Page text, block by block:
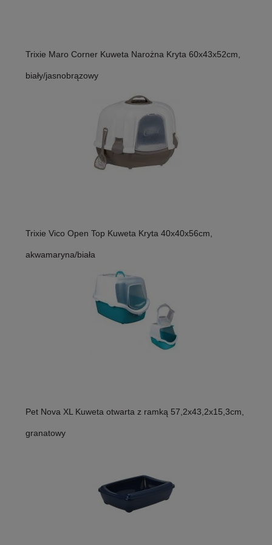
Trixie Maro Corner Kuweta Narożna Kryta 60x43x52cm,
biały/jasnobrązowy
Trixie Vico Open Top Kuweta Kryta 40x40x56cm,
akwamaryna/biała
Pet Nova XL Kuweta otwarta z ramką 57,2x43,2x15,3cm,
granatowy